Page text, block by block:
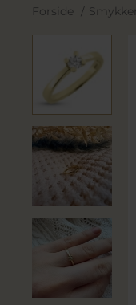
Forside / Smykker